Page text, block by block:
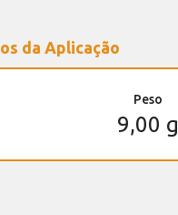
da Aplicação
Peso
9,00 g